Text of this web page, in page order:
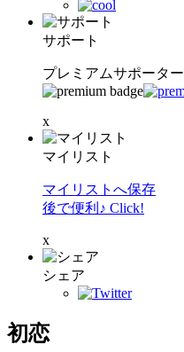
サポート
プレミアムサポーター
x
マイリスト
マイリストへ保存
後で便利♪ Click!
x
シェア
初恋